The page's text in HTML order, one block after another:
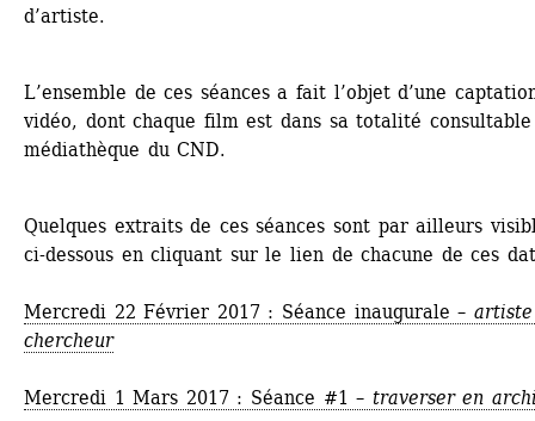
d’artiste.
L’ensemble de ces séances a fait l’objet d’une
vidéo, dont chaque film est dans sa totalité
médiathèque du CND.
Quelques extraits de ces séances sont par ailleurs
ci-dessous en cliquant sur le lien de chacune de ces
Mercredi 22 Février 2017 : Séance inaugurale –
chercheur
Mercredi 1 Mars 2017 : Séance #1 – traverser en